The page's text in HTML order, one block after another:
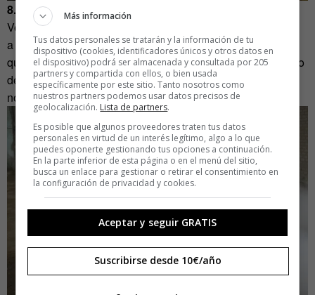
8. Apagar incendios.
Como explica el libro de Lourdes
Vega, el CO2 se emplea en extintores de incendios debido
a sus propiedades: “no es combustible, no reacciona
químicamente con otras sustancias, permite ser comprimido
dentro del extintor de incendios, no conduce electricidad y
no deja ningún tipo de residuo”.
Más información
Tus datos personales se tratarán y la información de tu
dispositivo (cookies, identificadores únicos y otros datos en
el dispositivo) podrá ser almacenada y consultada por 205
partners y compartida con ellos, o bien usada
específicamente por este sitio. Tanto nosotros como
nuestros partners podemos usar datos precisos de
geolocalización. Lista de partners.
Es posible que algunos proveedores traten tus datos
personales en virtud de un interés legítimo, algo a lo que
puedes oponerte gestionando tus opciones a continuación.
En la parte inferior de esta página o en el menú del sitio,
busca un enlace para gestionar o retirar el consentimiento en
la configuración de privacidad y cookies.
Aceptar y seguir GRATIS
Suscribirse desde 10€/año